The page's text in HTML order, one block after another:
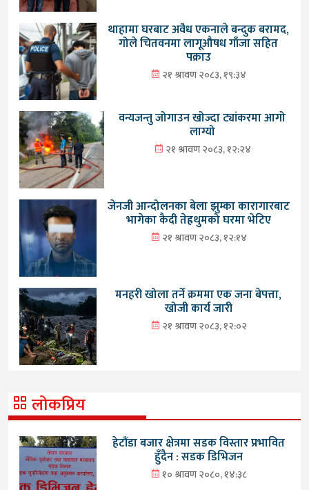
थाहामा घरबाट अवैध एकनाले बन्दुक बरामद,
गोले चितवनमा लागूऔषध गाँजा सहित
पक्राउ
२१ श्रावण २०८३, १९:३४
वन्यजन्तु जोगाउन खोज्दा ट्यांकरमा आगो
लाग्यो
२१ श्रावण २०८३, १२:२४
जेनजी आन्दोलनका बेला झुम्का कारागारबाट
भागेका कैदी तेह्रथुमको घरमा भेटिए
२१ श्रावण २०८३, १२:१४
मनहरी खोला तर्ने क्रममा एक जना बेपत्ता,
खोजी कार्य जारी
२१ श्रावण २०८३, १२:०२
लोकप्रिय
हेटौंडा बजार क्षेत्रमा सडक विस्तार प्रभावित
हुँदैन : सडक डिभिजन
१० श्रावण २०८०, १४:३८